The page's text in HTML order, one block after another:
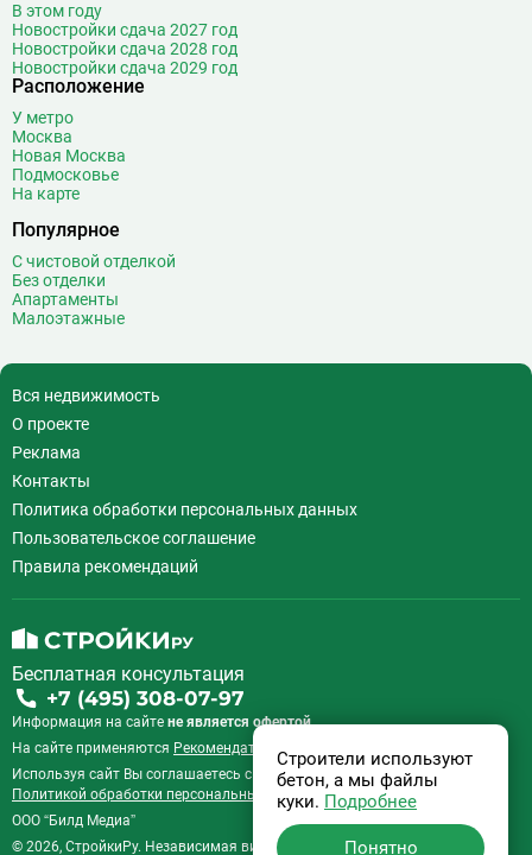
В этом году
Новостройки сдача 2027 год
Новостройки сдача 2028 год
Новостройки сдача 2029 год
Расположение
У метро
Москва
Новая Москва
Подмосковье
На карте
Популярное
С чистовой отделкой
Без отделки
Апартаменты
Малоэтажные
Вся недвижимость
О проекте
Реклама
Контакты
Политика обработки персональных данных
Пользовательское соглашение
Правила рекомендаций
Бесплатная консультация
+7 (495) 308-07-97
Информация на сайте не является офертой.
На сайте применяются Рекомендательные технологии
Используя сайт Вы соглашаетесь с
Пользовательским соглашением
Политикой обработки персональных данных
ООО “Билд Медиа”
© 2026, СтройкиРу. Независимая витрина недвижимости России.
Строители используют
бетон, а мы файлы
куки. Подробнее
Понятно